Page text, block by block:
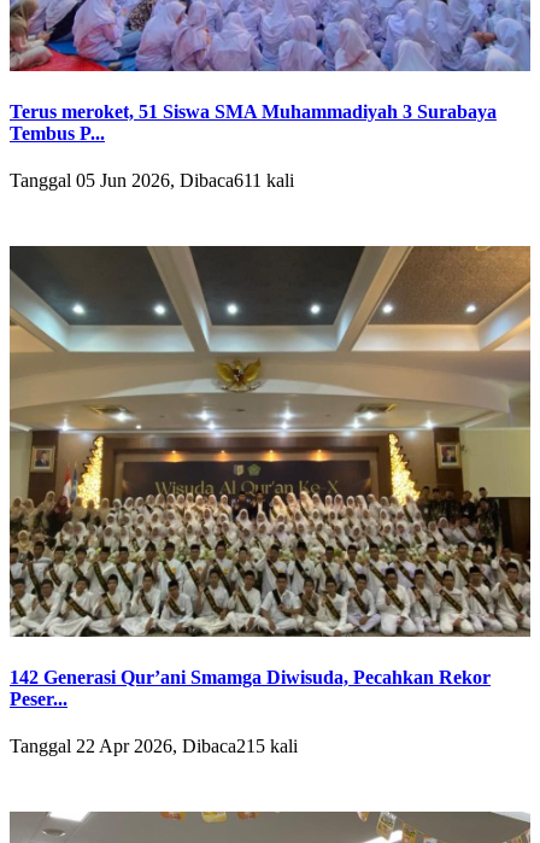
Terus meroket, 51 Siswa SMA Muhammadiyah 3 Surabaya
Tembus P...
Tanggal 05 Jun 2026, Dibaca611 kali
142 Generasi Qur’ani Smamga Diwisuda, Pecahkan Rekor
Peser...
Tanggal 22 Apr 2026, Dibaca215 kali